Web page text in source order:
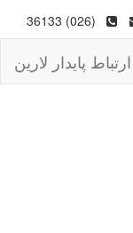
(026) 36133